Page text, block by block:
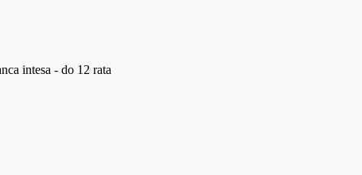
intesa - do 12 rata